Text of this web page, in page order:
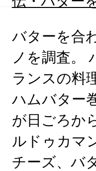
バターを合
ノを調査。
ランスの料
ハムバター
が日ごろか
ルドゥカマ
チーズ、バ